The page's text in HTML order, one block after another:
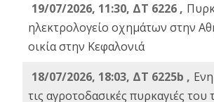
19/07/2026, 11:30, ΔΤ 6226 ,
ηλεκτρολογείο οχημάτων στην
οικία στην Κεφαλονιά
18/07/2026, 18:03, ΔΤ 6225b ,
τις αγροτοδασικές πυρκαγιές του